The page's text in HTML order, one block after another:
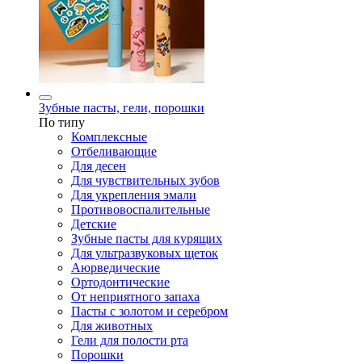
Зубные пасты, гели, порошки
По типу
Комплексные
Отбеливающие
Для десен
Для чувствительных зубов
Для укрепления эмали
Противовоспалительные
Детские
Зубные пасты для курящих
Для ультразвуковых щеток
Аюрведические
Ортодонтические
От неприятного запаха
Пасты с золотом и серебром
Для животных
Гели для полости рта
Порошки